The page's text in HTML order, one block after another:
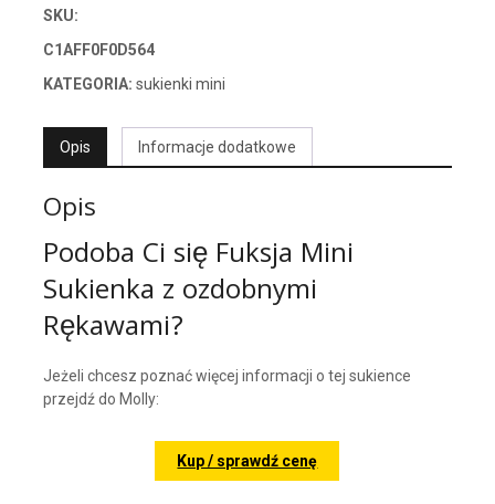
SKU:
C1AFF0F0D564
KATEGORIA: sukienki mini
Opis Informacje dodatkowe
Opis
Podoba Ci się Fuksja Mini
Sukienka z ozdobnymi
Rękawami?
Jeżeli chcesz poznać więcej informacji o tej sukience
przejdź do Molly:
Kup / sprawdź cenę